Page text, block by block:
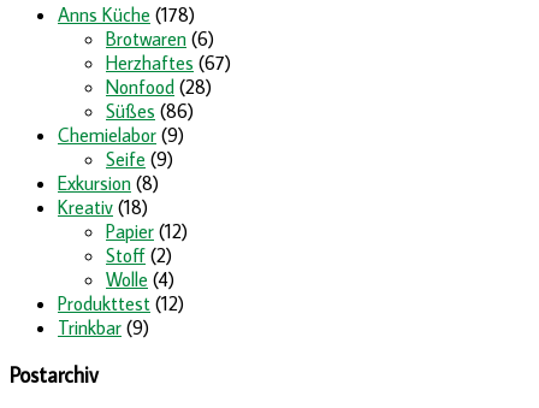
Anns Küche (178)
Brotwaren (6)
Herzhaftes (67)
Nonfood (28)
Süßes (86)
Chemielabor (9)
Seife (9)
Exkursion (8)
Kreativ (18)
Papier (12)
Stoff (2)
Wolle (4)
Produkttest (12)
Trinkbar (9)
Postarchiv